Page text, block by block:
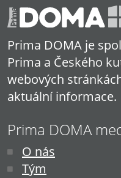
Prima DOMA je
Prima a Českého
webových
aktuální informace.
Prima DOMA
O nás
Tým